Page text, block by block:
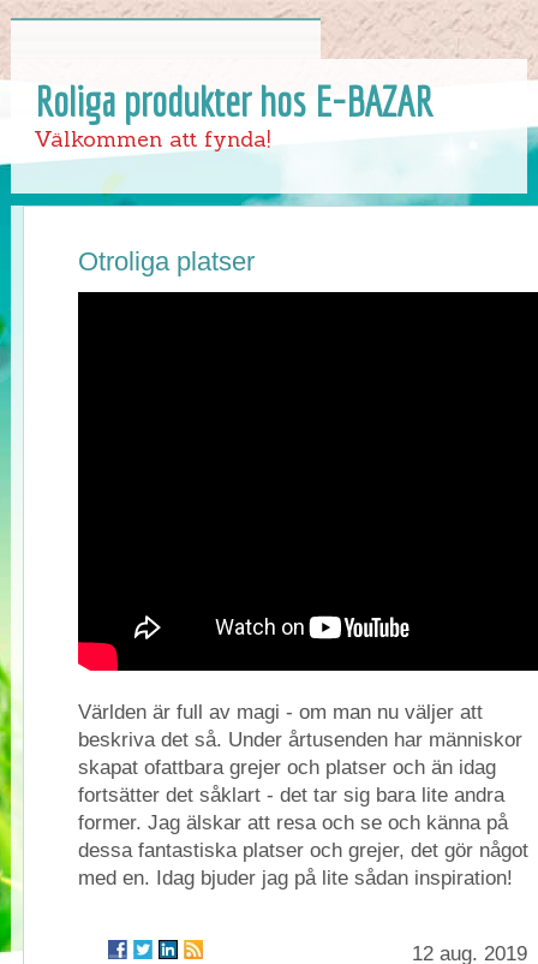
Roliga produkter hos E-BAZAR
Välkommen att fynda!
Otroliga platser
Världen är full av magi - om man nu väljer att
beskriva det så. Under årtusenden har människor
skapat ofattbara grejer och platser och än idag
fortsätter det såklart - det tar sig bara lite andra
former. Jag älskar att resa och se och känna på
dessa fantastiska platser och grejer, det gör något
med en. Idag bjuder jag på lite sådan inspiration!
12 aug. 2019